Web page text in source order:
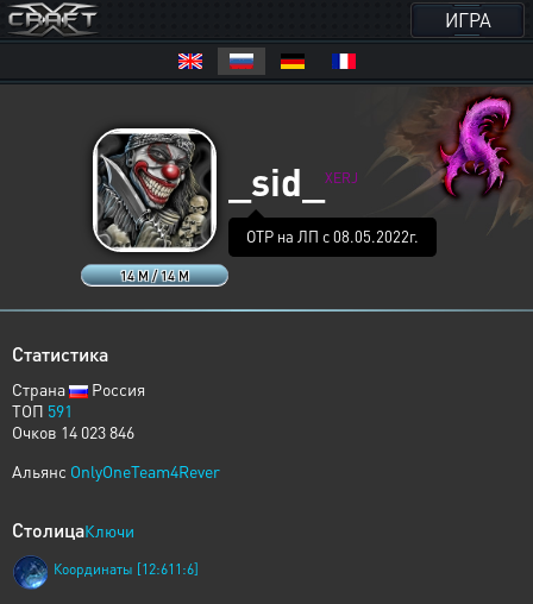
ИГРА
14 M / 14 M
_sid_ XERJ
ОТР на ЛП с 08.05.2022г.
Статистика
Страна
Россия
ТОП 591
Очков 14 023 846
Альянс OnlyOneTeam4Rever
СтолицаКлючи
Координаты [12:611:6]